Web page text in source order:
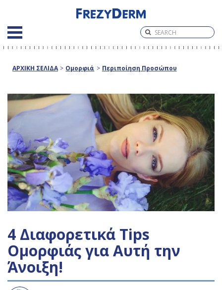
ΑΡΧΙΚΗ ΣΕΛΙΔΑ > Ομορφιά > Περιποίηση Προσώπου
4 Διαφορετικά Tips
Ομορφιάς για Αυτή την
Άνοιξη!